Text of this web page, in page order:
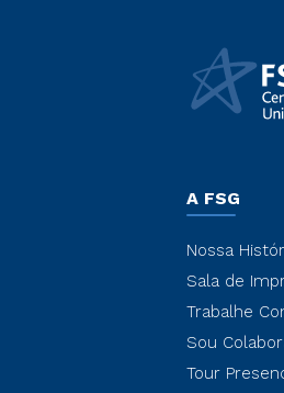
A FSG
Nossa
Sala de
Trabalhe
Sou
Tour